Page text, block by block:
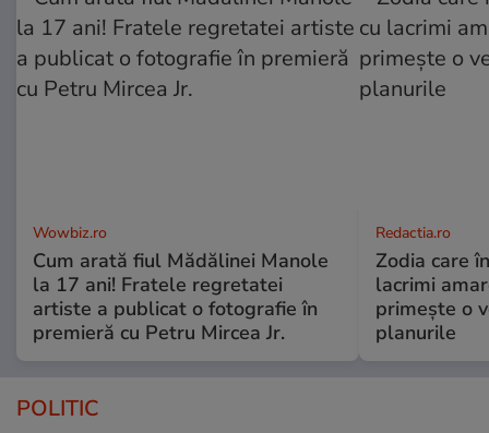
Wowbiz.ro
Cum arată fiul Mădălinei Manole
la 17 ani! Fratele regretatei
artiste a publicat o fotografie în
premieră cu Petru Mircea Jr.
Redactia.ro
Zodia care
lacrimi
primește o
planurile
POLITIC